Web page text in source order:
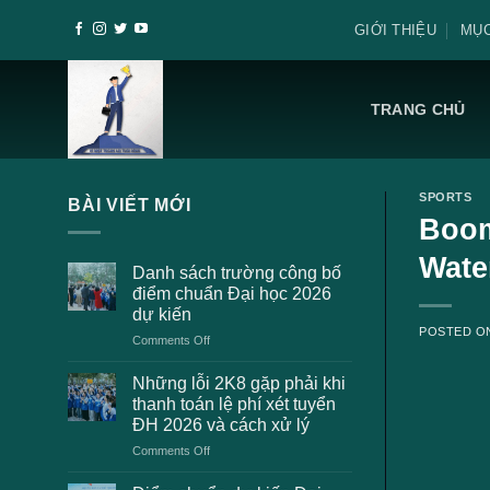
GIỚI THIỆU
TRANG CHỦ
BÀI VIẾT MỚI
Danh sách trường công bố
điểm chuẩn Đại học 2026
dự kiến
Comments Offon
sách
trường
công
bố
điểm
Đại
Những lỗi 2K8 gặp phải khi
thanh toán lệ phí xét tuyển
ĐH 2026 và cách xử lý
Comments Offon
lỗi
SPORTS
POSTED